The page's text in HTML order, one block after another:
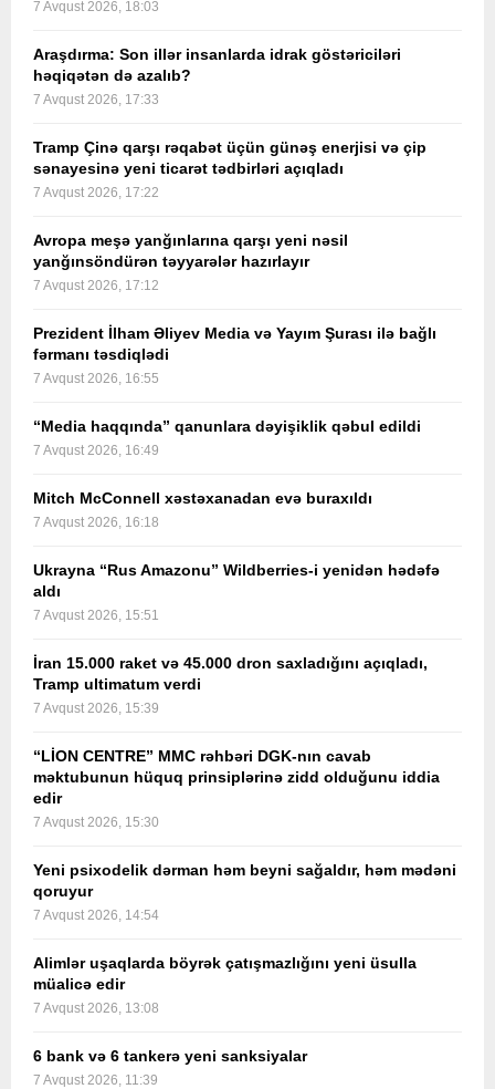
7 Avqust 2026, 18:03
Araşdırma: Son illər insanlarda idrak göstəriciləri
həqiqətən də azalıb?
7 Avqust 2026, 17:33
Tramp Çinə qarşı rəqabət üçün günəş enerjisi və çip
sənayesinə yeni ticarət tədbirləri açıqladı
7 Avqust 2026, 17:22
Avropa meşə yanğınlarına qarşı yeni nəsil
yanğınsöndürən təyyarələr hazırlayır
7 Avqust 2026, 17:12
Prezident İlham Əliyev Media və Yayım Şurası ilə bağlı
fərmanı təsdiqlədi
7 Avqust 2026, 16:55
“Media haqqında” qanunlara dəyişiklik qəbul edildi
7 Avqust 2026, 16:49
Mitch McConnell xəstəxanadan evə buraxıldı
7 Avqust 2026, 16:18
Ukrayna “Rus Amazonu” Wildberries-i yenidən hədəfə
aldı
7 Avqust 2026, 15:51
İran 15.000 raket və 45.000 dron saxladığını açıqladı,
Tramp ultimatum verdi
7 Avqust 2026, 15:39
“LİON CENTRE” MMC rəhbəri DGK-nın cavab
məktubunun hüquq prinsiplərinə zidd olduğunu iddia
edir
7 Avqust 2026, 15:30
Yeni psixodelik dərman həm beyni sağaldır, həm mədəni
qoruyur
7 Avqust 2026, 14:54
Alimlər uşaqlarda böyrək çatışmazlığını yeni üsulla
müalicə edir
7 Avqust 2026, 13:08
6 bank və 6 tankerə yeni sanksiyalar
7 Avqust 2026, 11:39